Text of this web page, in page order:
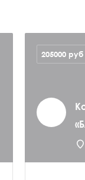
205000 руб